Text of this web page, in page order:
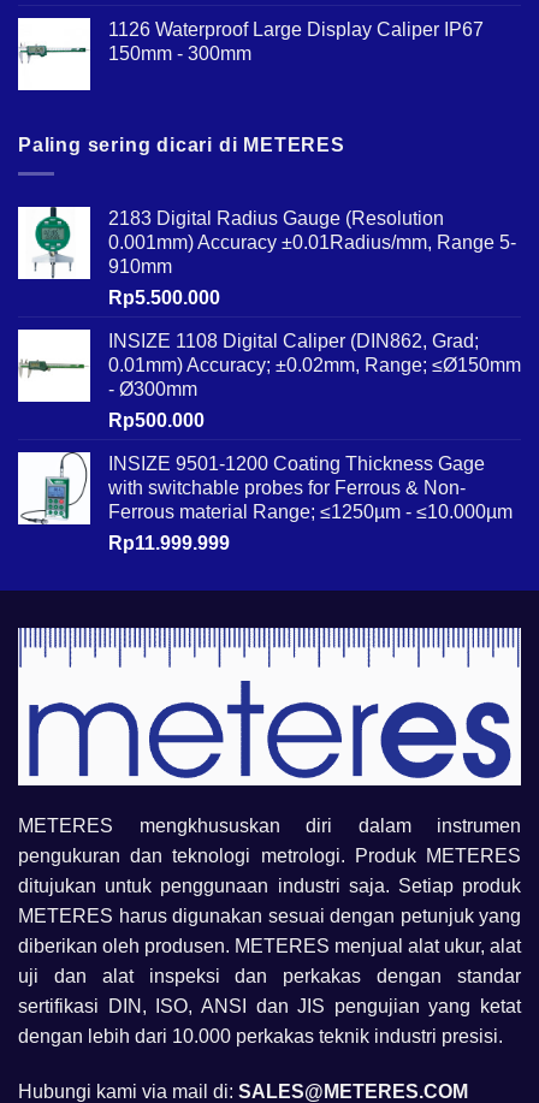
1126 Waterproof Large Display Caliper IP67
150mm - 300mm
Paling sering dicari di METERES
2183 Digital Radius Gauge (Resolution
0.001mm) Accuracy ±0.01Radius/mm, Range 5-
910mm
Rp5.500.000
INSIZE 1108 Digital Caliper (DIN862, Grad;
0.01mm) Accuracy; ±0.02mm, Range; ≤Ø150mm
- Ø300mm
Rp500.000
INSIZE 9501-1200 Coating Thickness Gage
with switchable probes for Ferrous & Non-
Ferrous material Range; ≤1250µm - ≤10.000µm
Rp11.999.999
METERES mengkhususkan diri dalam instrumen
pengukuran dan teknologi metrologi. Produk METERES
ditujukan untuk penggunaan industri saja. Setiap produk
METERES harus digunakan sesuai dengan petunjuk yang
diberikan oleh produsen. METERES menjual alat ukur, alat
uji dan alat inspeksi dan perkakas dengan standar
sertifikasi DIN, ISO, ANSI dan JIS pengujian yang ketat
dengan lebih dari 10.000 perkakas teknik industri presisi.
Hubungi kami via mail di: SALES@METERES.COM